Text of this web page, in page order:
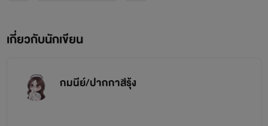
เกี่ยวกับนักเขียน
กมนีย์/ปากกาสีรุ้ง